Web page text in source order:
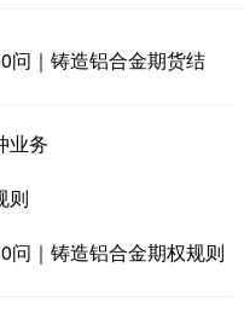
问｜铸造铝合金期货结
业务
则
问｜铸造铝合金期权规则